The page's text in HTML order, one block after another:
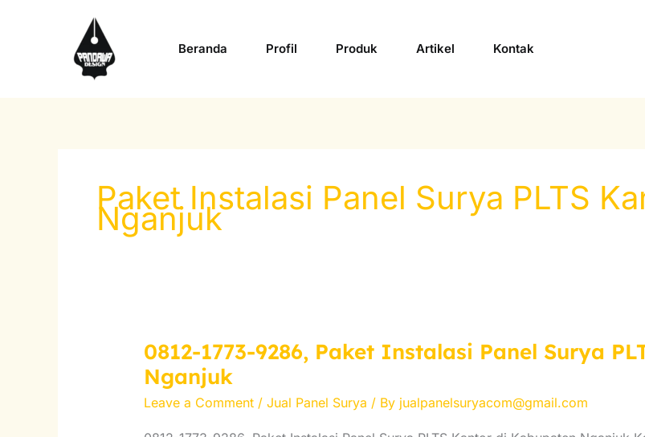
Beranda Profil Produk Artikel Kontak
Paket Instalasi Panel Surya PLTS
Nganjuk
0812-1773-9286, Paket Instalasi Panel Surya
Nganjuk
Leave a Comment / Jual Panel Surya / By jualpanelsuryacom@gmail.com
0812-
1773-
9286,
Paket
Instalasi